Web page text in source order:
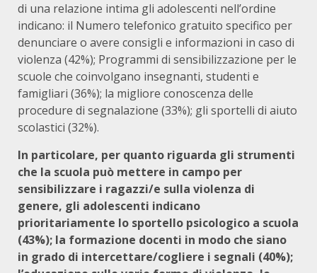
di una relazione intima gli adolescenti nell’ordine
indicano: il Numero telefonico gratuito specifico per
denunciare o avere consigli e informazioni in caso di
violenza (42%); Programmi di sensibilizzazione per le
scuole che coinvolgano insegnanti, studenti e
famigliari (36%); la migliore conoscenza delle
procedure di segnalazione (33%); gli sportelli di aiuto
scolastici (32%).
In particolare, per quanto riguarda gli strumenti
che la scuola può mettere in campo per
sensibilizzare i ragazzi/e sulla violenza di
genere, gli adolescenti indicano
prioritariamente lo sportello psicologico a scuola
(43%); la formazione docenti in modo che siano
in grado di intercettare/cogliere i segnali (40%);